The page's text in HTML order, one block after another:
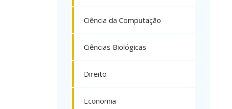
Ciência da Computação
Ciências Biológicas
Direito
Economia